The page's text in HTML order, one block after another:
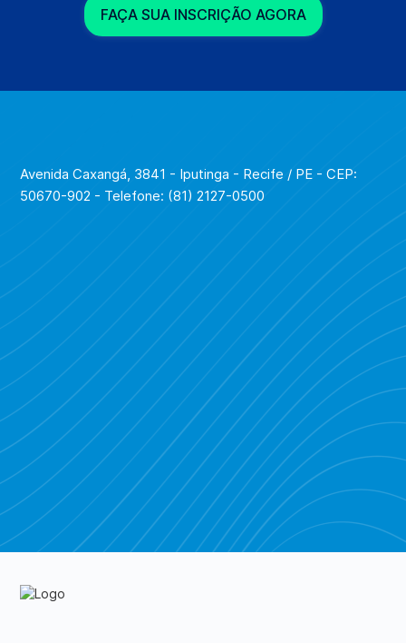
FAÇA SUA INSCRIÇÃO AGORA
Avenida Caxangá, 3841 - Iputinga - Recife / PE - CEP:
50670-902 - Telefone: (81) 2127-0500
Piratebay